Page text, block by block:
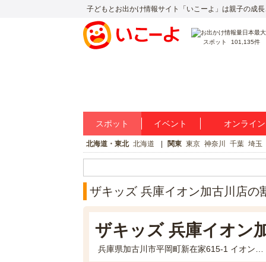
子どもとお出かけ情報サイト「いこーよ」は親子の成
スポット 101,135件
スポット イベント オンライ
北海道・東北 北海道 関東 東京 神奈川 千葉 埼玉
ザキッズ 兵庫イオン加古川店の
ザキッズ 兵庫イオン